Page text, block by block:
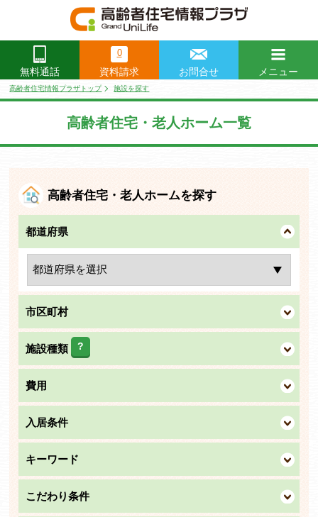
無料通話
0
資料請求 お問合せ
メニュー
高齢者住宅情報プラザトップ 施設を探す
高齢者住宅・老人ホーム一覧
高齢者住宅・老人ホームを探す
都道府県
市区町村
施設種類 ?
費用
入居条件
キーワード
こだわり条件